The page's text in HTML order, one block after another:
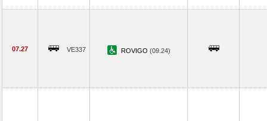
07.27 VE337 ROVIGO (09.24)